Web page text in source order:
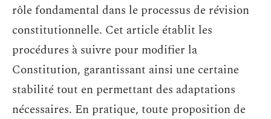
rôle fondamental dans le processus de révision
constitutionnelle. Cet article établit les
procédures à suivre pour modifier la
Constitution, garantissant ainsi une certaine
stabilité tout en permettant des adaptations
nécessaires. En pratique, toute proposition de